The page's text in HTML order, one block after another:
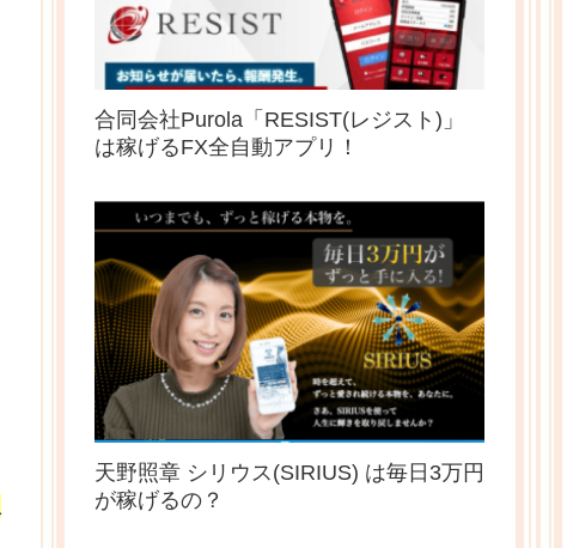
合同会社Purola「RESIST(レジスト)」
は稼げるFX全自動アプリ！
天野照章 シリウス(SIRIUS) は毎日3万円
が稼げるの？